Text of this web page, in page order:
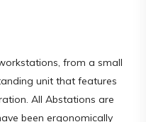
from a small
unit that features
All Abstations are
been ergonomically